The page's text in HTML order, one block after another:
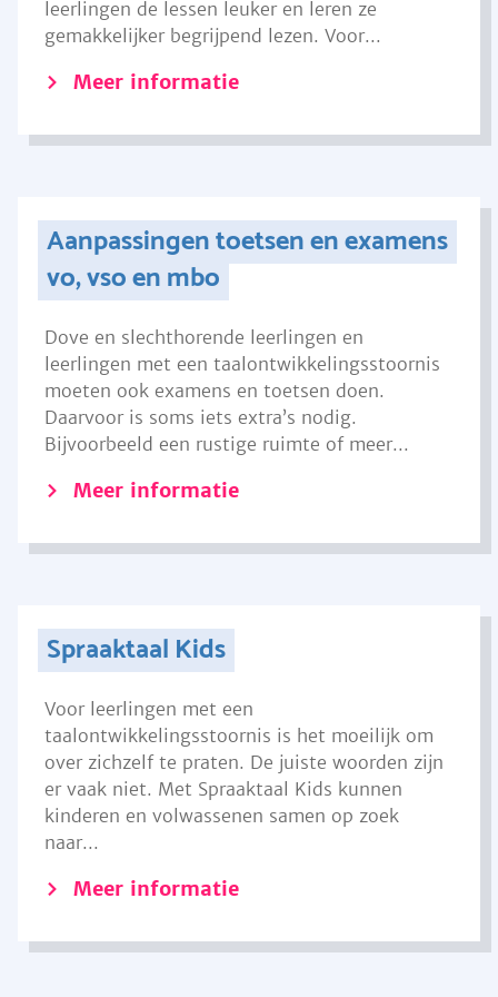
leerlingen de lessen leuker en leren ze
gemakkelijker begrijpend lezen. Voor...
Meer informatie
Aanpassingen toetsen en examens
vo, vso en mbo
Dove en slechthorende leerlingen en
leerlingen met een taalontwikkelingsstoornis
moeten ook examens en toetsen doen.
Daarvoor is soms iets extra’s nodig.
Bijvoorbeeld een rustige ruimte of meer...
Meer informatie
Spraaktaal Kids
Voor leerlingen met een
taalontwikkelingsstoornis is het moeilijk om
over zichzelf te praten. De juiste woorden zijn
er vaak niet. Met Spraaktaal Kids kunnen
kinderen en volwassenen samen op zoek
naar...
Meer informatie